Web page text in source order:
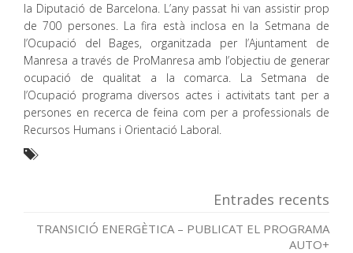
la Diputació de Barcelona. L’any passat hi van assistir prop
de 700 persones. La fira està inclosa en la Setmana de
l’Ocupació del Bages, organitzada per l’Ajuntament de
Manresa a través de ProManresa amb l’objectiu de generar
ocupació de qualitat a la comarca. La Setmana de
l’Ocupació programa diversos actes i activitats tant per a
persones en recerca de feina com per a professionals de
Recursos Humans i Orientació Laboral.
Entrades recents
TRANSICIÓ ENERGÈTICA – PUBLICAT EL PROGRAMA
AUTO+